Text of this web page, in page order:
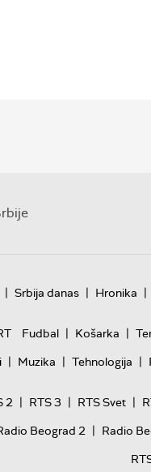
| Srbija danas | Hronika |
Fudbal | Košarka |
| Muzika | Tehnologija |
2 | RTS 3 | RTS Svet |
Beograd 2 | Radio